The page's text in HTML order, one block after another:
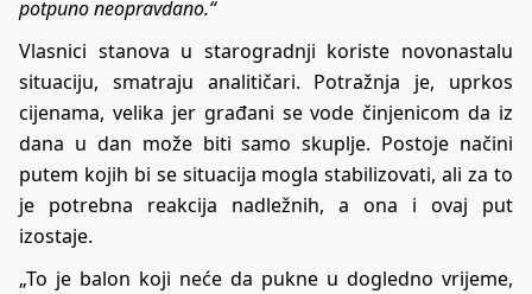
potpuno neopravdano.“
Vlasnici stanova u starogradnji koriste novonastalu
situaciju, smatraju analitičari. Potražnja je, uprkos
cijenama, velika jer građani se vode činjenicom da iz
dana u dan može biti samo skuplje. Postoje načini
putem kojih bi se situacija mogla stabilizovati, ali za to
je potrebna reakcija nadležnih, a ona i ovaj put
izostaje.
„To je balon koji neće da pukne u dogledno vrijeme,